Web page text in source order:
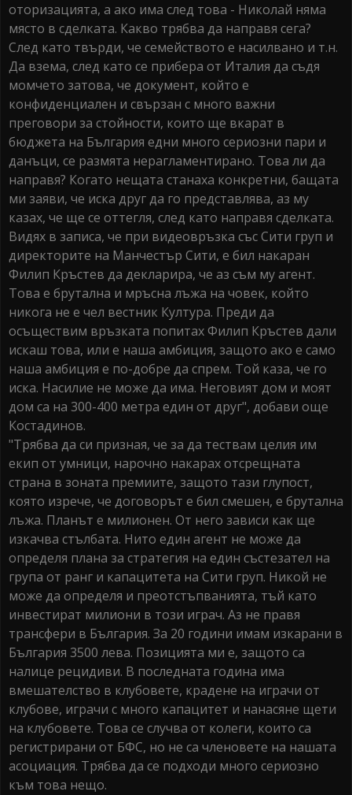
оторизацията, а ако има след това - Николай няма
място в сделката. Какво трябва да направя сега?
След като твърди, че семейството е насилвано и т.н.
Да взема, след като се прибера от Италия да съдя
момчето затова, че документ, който е
конфиденциален и свързан с много важни
преговори за стойности, които ще вкарат в
бюджета на България едни много сериозни пари и
данъци, се размята нерагламентирано. Това ли да
направя? Когато нещата станаха конкретни, бащата
ми заяви, че иска друг да го представлява, аз му
казах, че ще се оттегля, след като направя сделката.
Видях в записа, че при видеовръзка със Сити груп и
директорите на Манчестър Сити, е бил накаран
Филип Кръстев да декларира, че аз съм му агент.
Това е брутална и мръсна лъжа на човек, който
никога не е чел вестник Култура. Преди да
осъществим връзката попитах Филип Кръстев дали
искаш това, или е наша амбиция, защото ако е само
наша амбиция е по-добре да спрем. Той каза, че го
иска. Насилие не може да има. Неговият дом и моят
дом са на 300-400 метра един от друг", добави още
Костадинов.
"Трябва да си призная, че за да тествам целия им
екип от умници, нарочно накарах отсрещната
страна в зоната премиите, защото тази глупост,
която изрече, че договорът е бил смешен, е брутална
лъжа. Планът е милионен. От него зависи как ще
изкачва стълбата. Нито един агент не може да
определя плана за стратегия на един състезател на
група от ранг и капацитета на Сити груп. Никой не
може да определя и преотстъпванията, тъй като
инвестират милиони в този играч. Аз не правя
трансфери в България. За 20 години имам изкарани в
България 3500 лева. Позицията ми е, защото са
налице рецидиви. В последната година има
вмешателство в клубовете, крадене на играчи от
клубове, играчи с много капацитет и нанасяне щети
на клубовете. Това се случва от колеги, които са
регистрирани от БФС, но не са членовете на нашата
асоциация. Трябва да се подходи много сериозно
към това нещо.